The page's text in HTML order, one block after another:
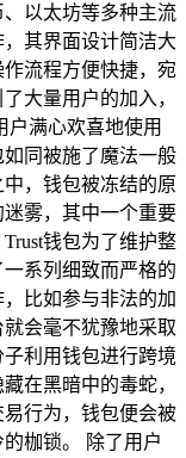
以太坊等多种主流
其界面设计简洁大
流程方便快捷，宛
大量用户的加入，
户满心欢喜地使用
同被施了魔法一般
，钱包被冻结的原
雾，其中一个重要
钱包为了维护整
系列细致而严格的
比如参与非法的加
会毫不犹豫地采取
利用钱包进行跨境
在黑暗中的毒蛇，
行为，钱包便会被
枷锁。 除了用户